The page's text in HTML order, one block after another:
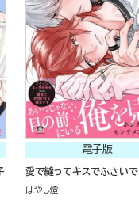
電子版
愛で縫ってキスでふさいで
はやし燈